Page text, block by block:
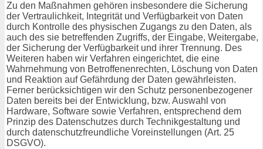
Zu den Maßnahmen gehören insbesondere die Sicherung
der Vertraulichkeit, Integrität und Verfügbarkeit von Daten
durch Kontrolle des physischen Zugangs zu den Daten, als
auch des sie betreffenden Zugriffs, der Eingabe, Weitergabe,
der Sicherung der Verfügbarkeit und ihrer Trennung. Des
Weiteren haben wir Verfahren eingerichtet, die eine
Wahrnehmung von Betroffenenrechten, Löschung von Daten
und Reaktion auf Gefährdung der Daten gewährleisten.
Ferner berücksichtigen wir den Schutz personenbezogener
Daten bereits bei der Entwicklung, bzw. Auswahl von
Hardware, Software sowie Verfahren, entsprechend dem
Prinzip des Datenschutzes durch Technikgestaltung und
durch datenschutzfreundliche Voreinstellungen (Art. 25
DSGVO).